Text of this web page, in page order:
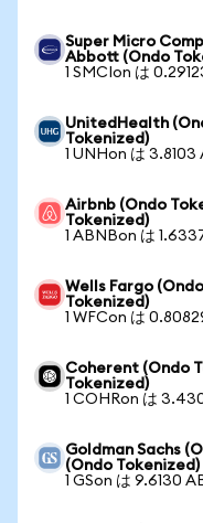
Super Micro
Abbott (Ondo
1 SMCIon は
UnitedHealth
Tokenized)
1 UNHon は 3.8103
Airbnb (Ondo
Tokenized)
1 ABNBon は
Wells Fargo
Tokenized)
1 WFCon は
Coherent (Ondo
Tokenized)
1 COHRon は
Goldman Sachs
(Ondo Tokenized)
1 GSon は 9.6130